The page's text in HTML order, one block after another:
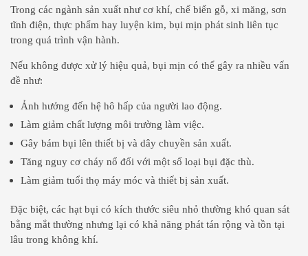
Trong các ngành sản xuất như cơ khí, chế biến gỗ, xi măng, sơn
tĩnh điện, thực phẩm hay luyện kim, bụi mịn phát sinh liên tục
trong quá trình vận hành.
Nếu không được xử lý hiệu quả, bụi mịn có thể gây ra nhiều vấn
đề như:
Ảnh hưởng đến hệ hô hấp của người lao động.
Làm giảm chất lượng môi trường làm việc.
Gây bám bụi lên thiết bị và dây chuyền sản xuất.
Tăng nguy cơ cháy nổ đối với một số loại bụi đặc thù.
Làm giảm tuổi thọ máy móc và thiết bị sản xuất.
Đặc biệt, các hạt bụi có kích thước siêu nhỏ thường khó quan sát
bằng mắt thường nhưng lại có khả năng phát tán rộng và tồn tại
lâu trong không khí.